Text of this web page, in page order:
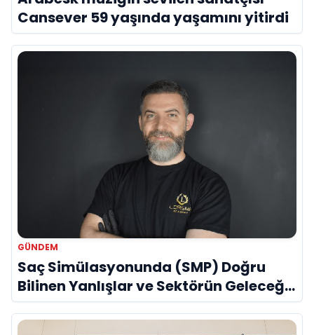
Cansever 59 yaşında yaşamını yitirdi
GÜNDEM
Saç Simülasyonunda (SMP) Doğru
Bilinen Yanlışlar ve Sektörün Geleceği:
Onur Akdeniz ile Özel Röportaj